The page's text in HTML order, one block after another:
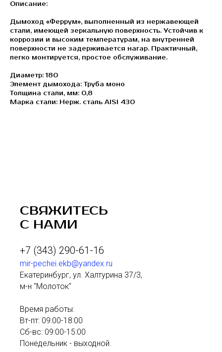
Описание:
Дымоход «Феррум», выполненный из нержавеющей
стали, имеющей зеркальную поверхность. Устойчив к
коррозии и высоким температурам, на внутренней
поверхности не задерживается нагар. Практичный,
легко монтируется, простое обслуживание.
Диаметр: 180
Элемент дымохода: Труба моно
Толщина стали, мм: 0,8
Марка стали: Нерж. сталь AISI 430
СВЯЖИТЕСЬ
С НАМИ
+7 (343) 290-61-16
mir-pechei.ekb@yandex.ru
Екатеринбург, ул. Халтурина 37/3,
м-н "Молоток"
Время работы:
Вт-пт: 09:00-18:00
Сб-вс: 09:00-15:00
Понедельник - выходной.